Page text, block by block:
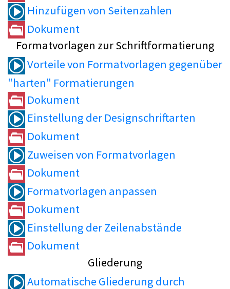
Hinzufügen von Seitenzahlen
Dokument
Formatvorlagen zur Schriftformatierung
Vorteile von Formatvorlagen gegenüber
"harten" Formatierungen
Dokument
Einstellung der Designschriftarten
Dokument
Zuweisen von Formatvorlagen
Dokument
Formatvorlagen anpassen
Dokument
Einstellung der Zeilenabstände
Dokument
Gliederung
Automatische Gliederung durch